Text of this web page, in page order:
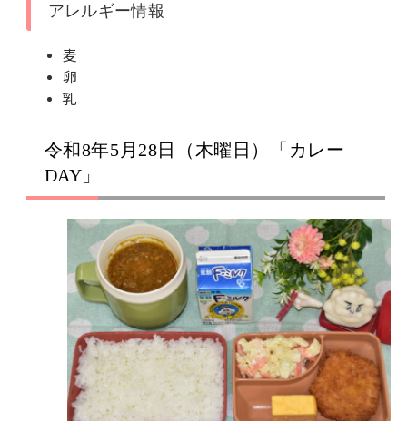
アレルギー情報
麦
卵
乳
令和8年5月28日（木曜日）「カレー
DAY」